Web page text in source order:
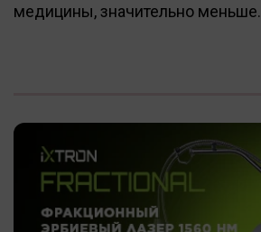
медицины, значительно меньше.